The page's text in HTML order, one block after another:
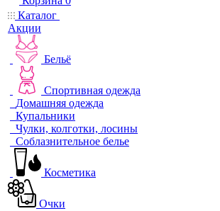
Каталог
Акции
Бельё
Спортивная одежда
Домашняя одежда
Купальники
Чулки, колготки, лосины
Соблазнительное белье
Косметика
Очки